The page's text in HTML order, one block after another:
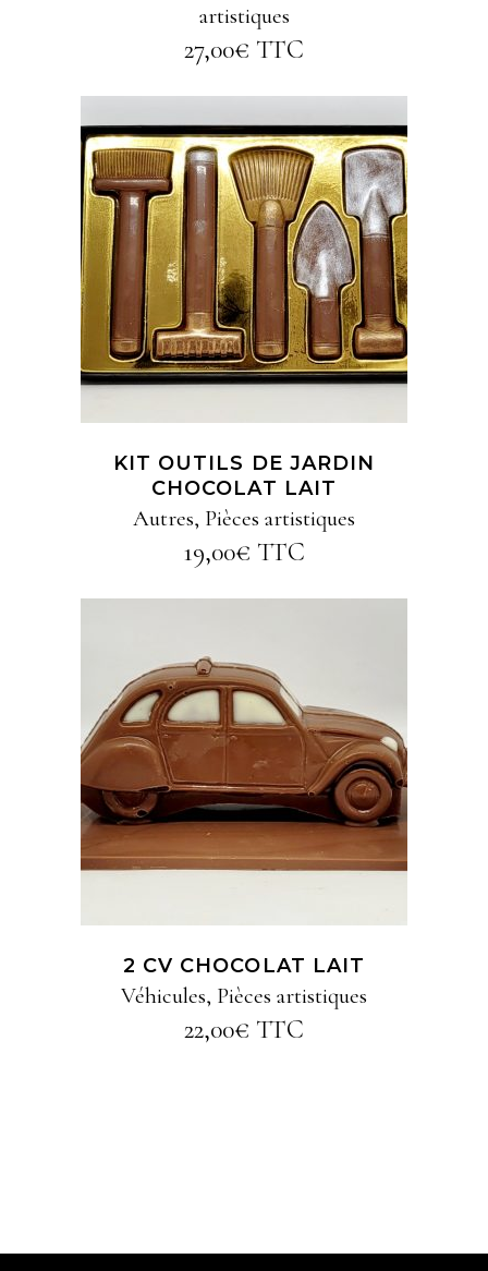
artistiques
27,00€ TTC
AJOUTER AU PANIER
KIT OUTILS DE JARDIN
CHOCOLAT LAIT
Autres, Pièces artistiques
19,00€ TTC
AJOUTER AU PANIER
2 CV CHOCOLAT LAIT
Véhicules, Pièces artistiques
22,00€ TTC